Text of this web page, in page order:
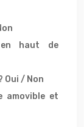
en haut de
Oui / Non
amovible et